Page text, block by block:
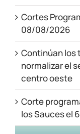
Cortes
08/08/2026
Continúan los
normalizar el
centro oeste
Corte
los Sauces el